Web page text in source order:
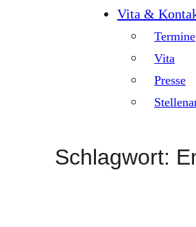
Vita &
Termine
Vita
Presse
Schlagwort: